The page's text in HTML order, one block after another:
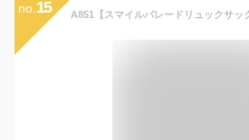
no. 15